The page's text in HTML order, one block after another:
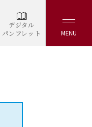
デジタル
パンフレット
MENU